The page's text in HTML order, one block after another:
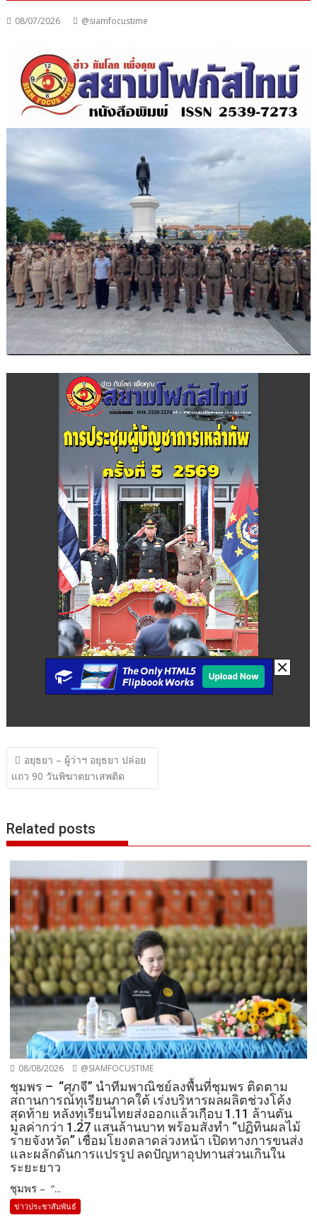
08/07/2026 @siamfocustime
แนะแนว
เรื่อง
อยุธยา – ผู้ว่าฯ อยุธยา ปล่อย
แถว 90 วันพิฆาตยาเสพติด
Related posts
08/08/2026 @SIAMFOCUSTIME
ชุมพร – “ศุภจี” นำทีมพาณิชย์ลงพื้นที่ชุมพร ติดตาม
สถานการณ์ทุเรียนภาคใต้ เร่งบริหารผลผลิตช่วงโค้ง
สุดท้าย หลังทุเรียนไทยส่งออกแล้วเกือบ 1.11 ล้านตัน
มูลค่ากว่า 1.27 แสนล้านบาท พร้อมสั่งทำ “ปฏิทินผลไม้
รายจังหวัด” เชื่อมโยงตลาดล่วงหน้า เปิดทางการขนส่ง
และผลักดันการแปรรูป ลดปัญหาอุปทานส่วนเกินใน
ระยะยาว
ชุมพร – “...
ข่าวประชาสัมพันธ์